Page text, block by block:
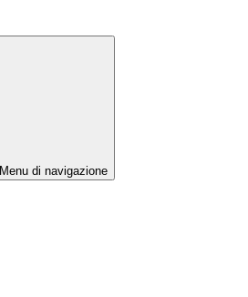
Menu di navigazione